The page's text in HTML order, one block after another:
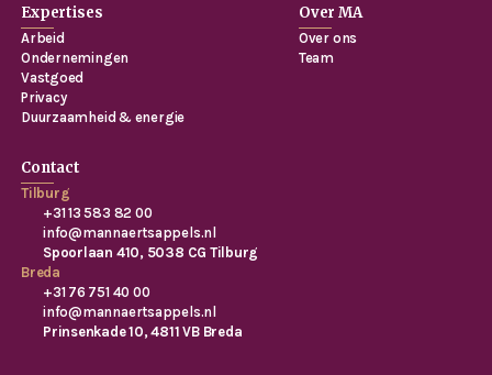
Expertises
Arbeid
Ondernemingen
Vastgoed
Privacy
Duurzaamheid & energie
Over MA
Over ons
Team
Contact
Tilburg
+31 13 583 82 00
info@mannaertsappels.nl
Spoorlaan 410, 5038 CG Tilburg
Breda
+31 76 751 40 00
info@mannaertsappels.nl
Prinsenkade 10, 4811 VB Breda